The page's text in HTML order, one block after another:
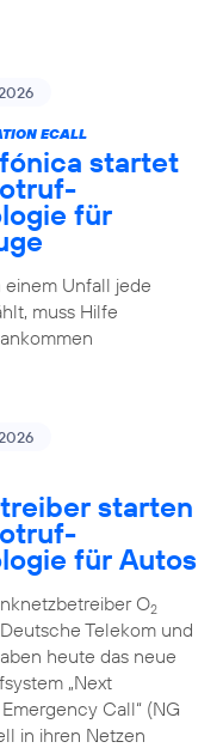
ECALL
startet
für
Unfall jede
muss Hilfe
starten
für Autos
O2
Telekom und
heute das neue
„Next
Call“ (NG
in ihren Netzen